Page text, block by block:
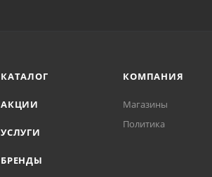
КАТАЛОГ
АКЦИИ
УСЛУГИ
БРЕНДЫ
КОМПАНИЯ
Магазины
Политика